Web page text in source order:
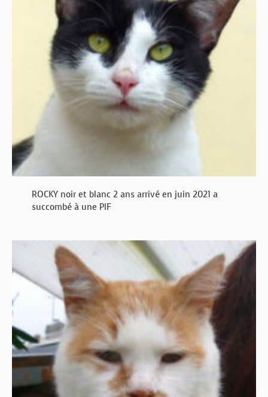
ROCKY noir et blanc 2 ans arrivé en juin 2021 a
succombé à une PIF